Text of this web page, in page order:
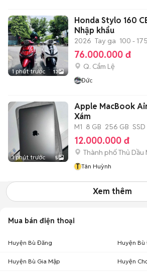
1 phút trước 13
Honda Stylo 160
Nhập khẩu
2026 Tay ga 100 -
76.000.000 đ
Q. Cẩm Lệ
Đức
1 phút trước 5
Apple MacBook
Xám
M1 8 GB 256 GB SSD
12.000.000 đ
Thành phố Thủ Dầu
T Tân Huỳnh
Xem thêm
Mua bán điện thoại
Huyện Bù Đăng Huyện Bù
Huyện Bù Gia Mập Huyện